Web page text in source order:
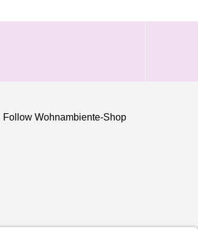
Follow Wohnambiente-Shop